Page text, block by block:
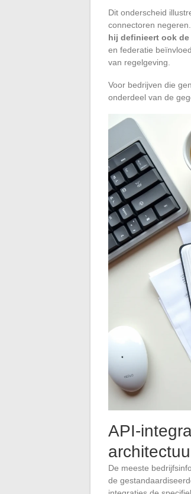
Dit onderscheid
connectoren negeren.
hij definieert ook
en federatie
van regelgeving.
Voor bedrijven die
onderdeel van de
API-
De meeste
de